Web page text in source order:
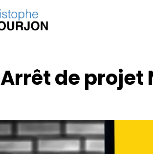
Arrêt de projet